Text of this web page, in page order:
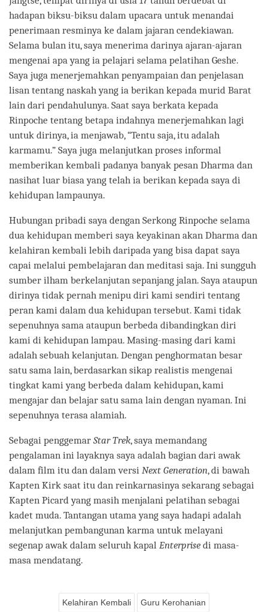
hadapan biksu-biksu dalam upacara untuk menandai
penerimaan resminya ke dalam jajaran cendekiawan.
Selama bulan itu, saya menerima darinya ajaran-ajaran
mengenai apa yang ia pelajari selama pelatihan Geshe.
Saya juga menerjemahkan penyampaian dan penjelasan
lisan tentang naskah yang ia berikan kepada murid Barat
lain dari pendahulunya. Saat saya berkata kepada
Rinpoche tentang betapa indahnya menerjemahkan lagi
untuk dirinya, ia menjawab, “Tentu saja, itu adalah
karmamu.” Saya juga melanjutkan proses informal
memberikan kembali padanya banyak pesan Dharma dan
nasihat luar biasa yang telah ia berikan kepada saya di
kehidupan lampaunya.
Hubungan pribadi saya dengan Serkong Rinpoche selama
dua kehidupan memberi saya keyakinan akan Dharma dan
kelahiran kembali lebih daripada yang bisa dapat saya
capai melalui pembelajaran dan meditasi saja. Ini sungguh
sumber ilham berkelanjutan sepanjang jalan. Saya ataupun
dirinya tidak pernah menipu diri kami sendiri tentang
peran kami dalam dua kehidupan tersebut. Kami tidak
sepenuhnya sama ataupun berbeda dibandingkan diri
kami di kehidupan lampau. Masing-masing dari kami
adalah sebuah kelanjutan. Dengan penghormatan besar
satu sama lain, berdasarkan sikap realistis mengenai
tingkat kami yang berbeda dalam kehidupan, kami
mengajar dan belajar satu sama lain dengan nyaman. Ini
sepenuhnya terasa alamiah.
Sebagai penggemar Star Trek, saya memandang
pengalaman ini layaknya saya adalah bagian dari awak
dalam film itu dan dalam versi Next Generation, di bawah
Kapten Kirk saat itu dan reinkarnasinya sekarang sebagai
Kapten Picard yang masih menjalani pelatihan sebagai
kadet muda. Tantangan utama yang saya hadapi adalah
melanjutkan pembangunan karma untuk melayani
segenap awak dalam seluruh kapal Enterprise di masa-
masa mendatang.
Kelahiran Kembali Guru Kerohanian